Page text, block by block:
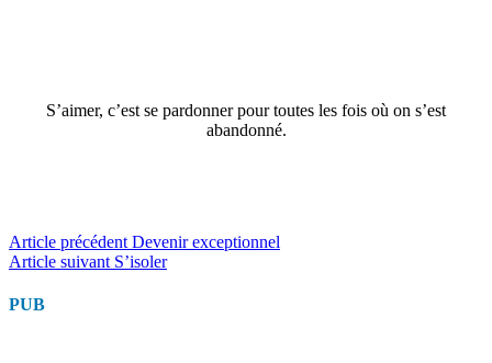
S’aimer, c’est se pardonner pour toutes les fois où on s’est
abandonné.
Lire
la
suite
Article précédent Devenir exceptionnel
Article suivant S’isoler
PUB